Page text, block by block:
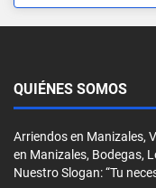
QUIÉNES SOMOS
Arriendos en Manizales,
en Manizales, Bodegas,
Nuestro Slogan: “Tu